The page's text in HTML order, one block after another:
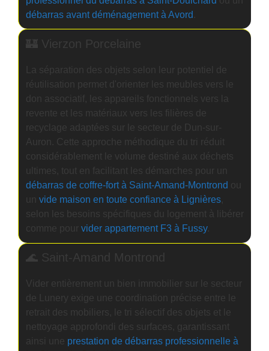
débarras avant déménagement à Avord
🏰 Vierzon Porcelaine
La séparation des objets selon leur potentiel de
réutilisation permet d'orienter les meubles vers le
don associatif, les appareils fonctionnels vers la
revente et les matériaux vers les filières de
recyclage adaptées sur le secteur de Dun-sur-
Auron. Cette approche méthodique du tri réduit
considérablement le volume destiné aux déchets
ultimes, tout en facilitant les démarches pour un
débarras de coffre-fort à Saint-Amand-Montrond ou
vide maison en toute confiance à Lignières,
selon les besoins spécifiques du logement à libérer
comme pour vider appartement F3 à Fussy.
🌊 Saint-Amand Montrond
Vider entièrement un bien immobilier sur le secteur
de Lunery exige une coordination précise entre le
retrait des mobiliers, le tri sélectif des objets et le
nettoyage approfondi des surfaces, garantissant
ainsi une prestation de débarras professionnelle à